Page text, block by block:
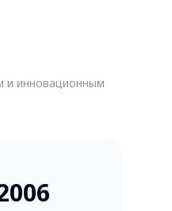
и инновационным